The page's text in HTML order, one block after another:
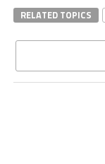
RELATED TOPICS